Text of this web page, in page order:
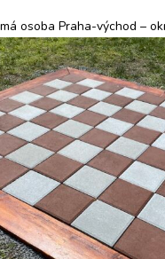
osoba Praha-východ –